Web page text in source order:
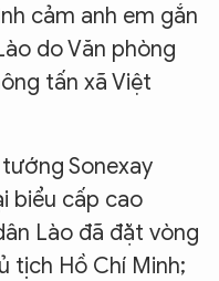
cảm anh em gắn
do Văn phòng
tấn xã Việt
Sonexay
biểu cấp cao
Lào đã đặt vòng
tịch Hồ Chí Minh;